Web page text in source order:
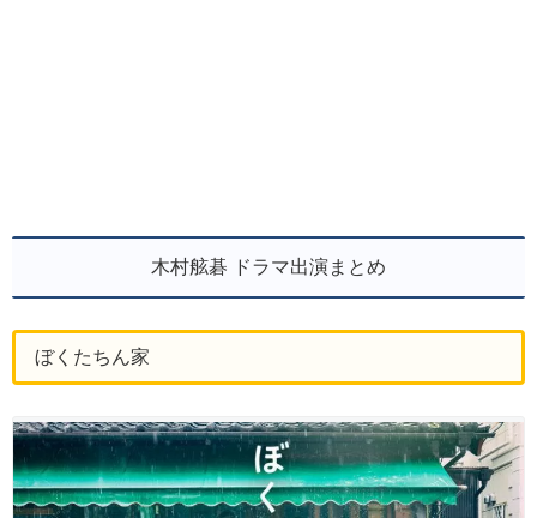
木村舷碁 ドラマ出演まとめ
ぼくたちん家